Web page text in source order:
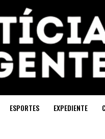
ESPORTES EXPEDIENTE